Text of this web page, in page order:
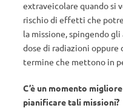
extraveicolare quando si
rischio di effetti che
la missione, spingendo
dose di radiazioni
termine che mettono in
C’è un momento
pianificare tali missioni?